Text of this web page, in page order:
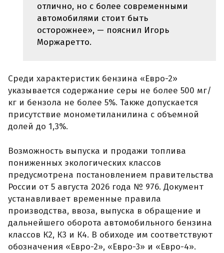
отлично, но с более современными
автомобилями стоит быть
осторожнее», — пояснил Игорь
Моржаретто.
Среди характеристик бензина «Евро-2»
указывается содержание серы не более 500 мг/
кг и бензола не более 5%. Также допускается
присутствие монометиланилина с объемной
долей до 1,3%.
Возможность выпуска и продажи топлива
пониженных экологических классов
предусмотрена постановлением правительства
России от 5 августа 2026 года № 976. Документ
устанавливает временные правила
производства, ввоза, выпуска в обращение и
дальнейшего оборота автомобильного бензина
классов К2, К3 и К4. В обиходе им соответствуют
обозначения «Евро-2», «Евро-3» и «Евро-4».